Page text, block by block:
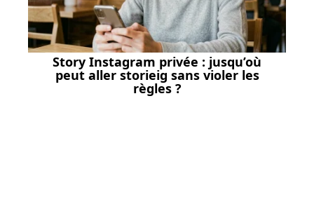
Story Instagram privée : jusqu’où
peut aller storieig sans violer les
règles ?